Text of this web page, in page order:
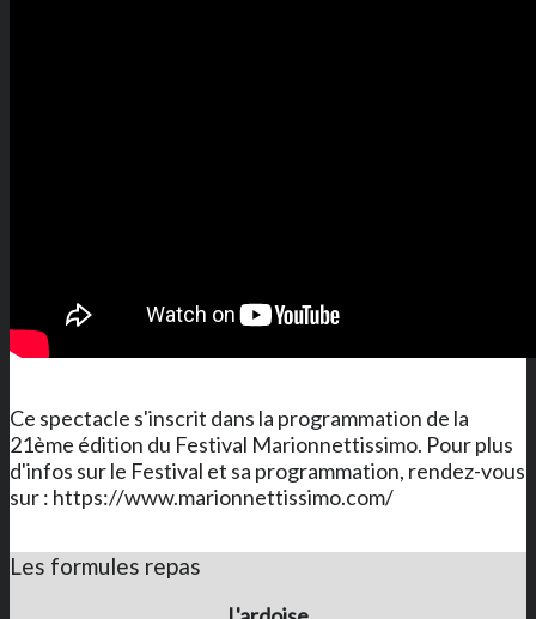
Ce spectacle s'inscrit dans la programmation de la
21ème édition du Festival Marionnettissimo. Pour plus
d'infos sur le Festival et sa programmation, rendez-vous
sur : https://www.marionnettissimo.com/
Les formules repas